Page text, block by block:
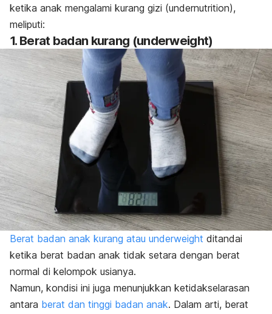
ketika anak mengalami kurang gizi (undernutrition),
meliputi:
1. Berat badan kurang (underweight)
Berat badan anak kurang atau underweight ditandai
ketika berat badan anak tidak setara dengan berat
normal di kelompok usianya.
Namun, kondisi ini juga menunjukkan ketidakselarasan
antara berat dan tinggi badan anak. Dalam arti, berat